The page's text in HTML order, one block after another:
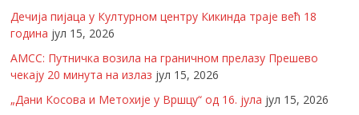
Дечија пијаца у Културном центру Кикинда траје већ 18
година јул 15, 2026
АМСС: Путничка возила на граничном прелазу Прешево
чекају 20 минута на излаз јул 15, 2026
„Дани Косова и Метохије у Вршцу“ од 16. јула јул 15, 2026